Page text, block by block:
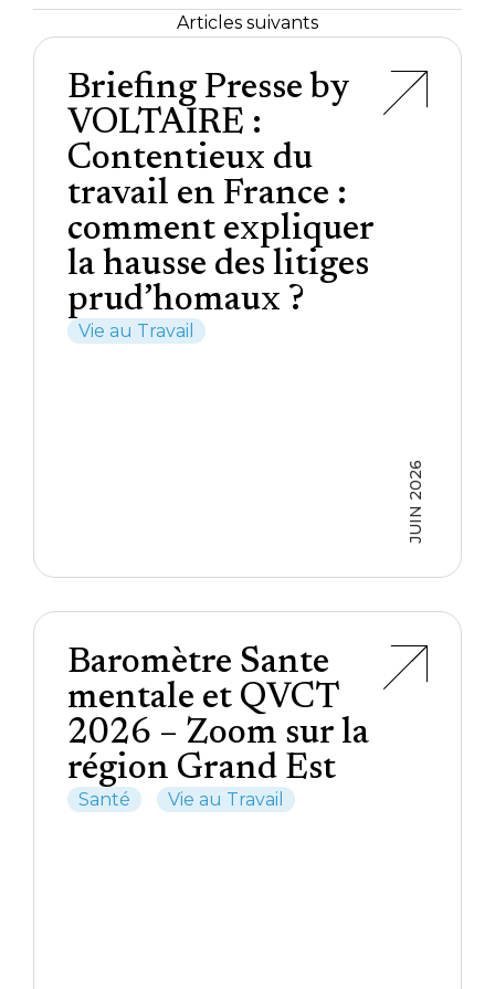
Articles suivants
Briefing Presse by
VOLTAIRE :
Contentieux du
travail en France :
comment expliquer
la hausse des litiges
prud’homaux ?
Vie au Travail
JUIN 2026
Baromètre Sante
mentale et QVCT
2026 – Zoom sur la
région Grand Est
Santé Vie au Travail